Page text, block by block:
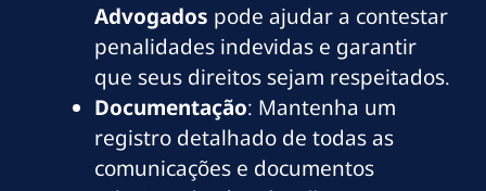
Advogados pode ajudar a contestar
penalidades indevidas e garantir
que seus direitos sejam respeitados.
Documentação: Mantenha um
registro detalhado de todas as
comunicações e documentos